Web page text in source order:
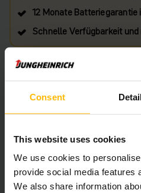
Consent
This website uses cookies
We use cookies to
provide social media features
We also share information
12 Monate
Schnelle Verfügbarkeit
€ 4.444
HABEN SIE FRAGEN ZU